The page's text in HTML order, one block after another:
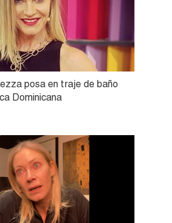
posa en traje de baño
Dominicana